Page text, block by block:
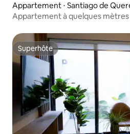
Appartement ⋅ Santiago de
Appartement à quelques mètres
Superhôte
Superhôte